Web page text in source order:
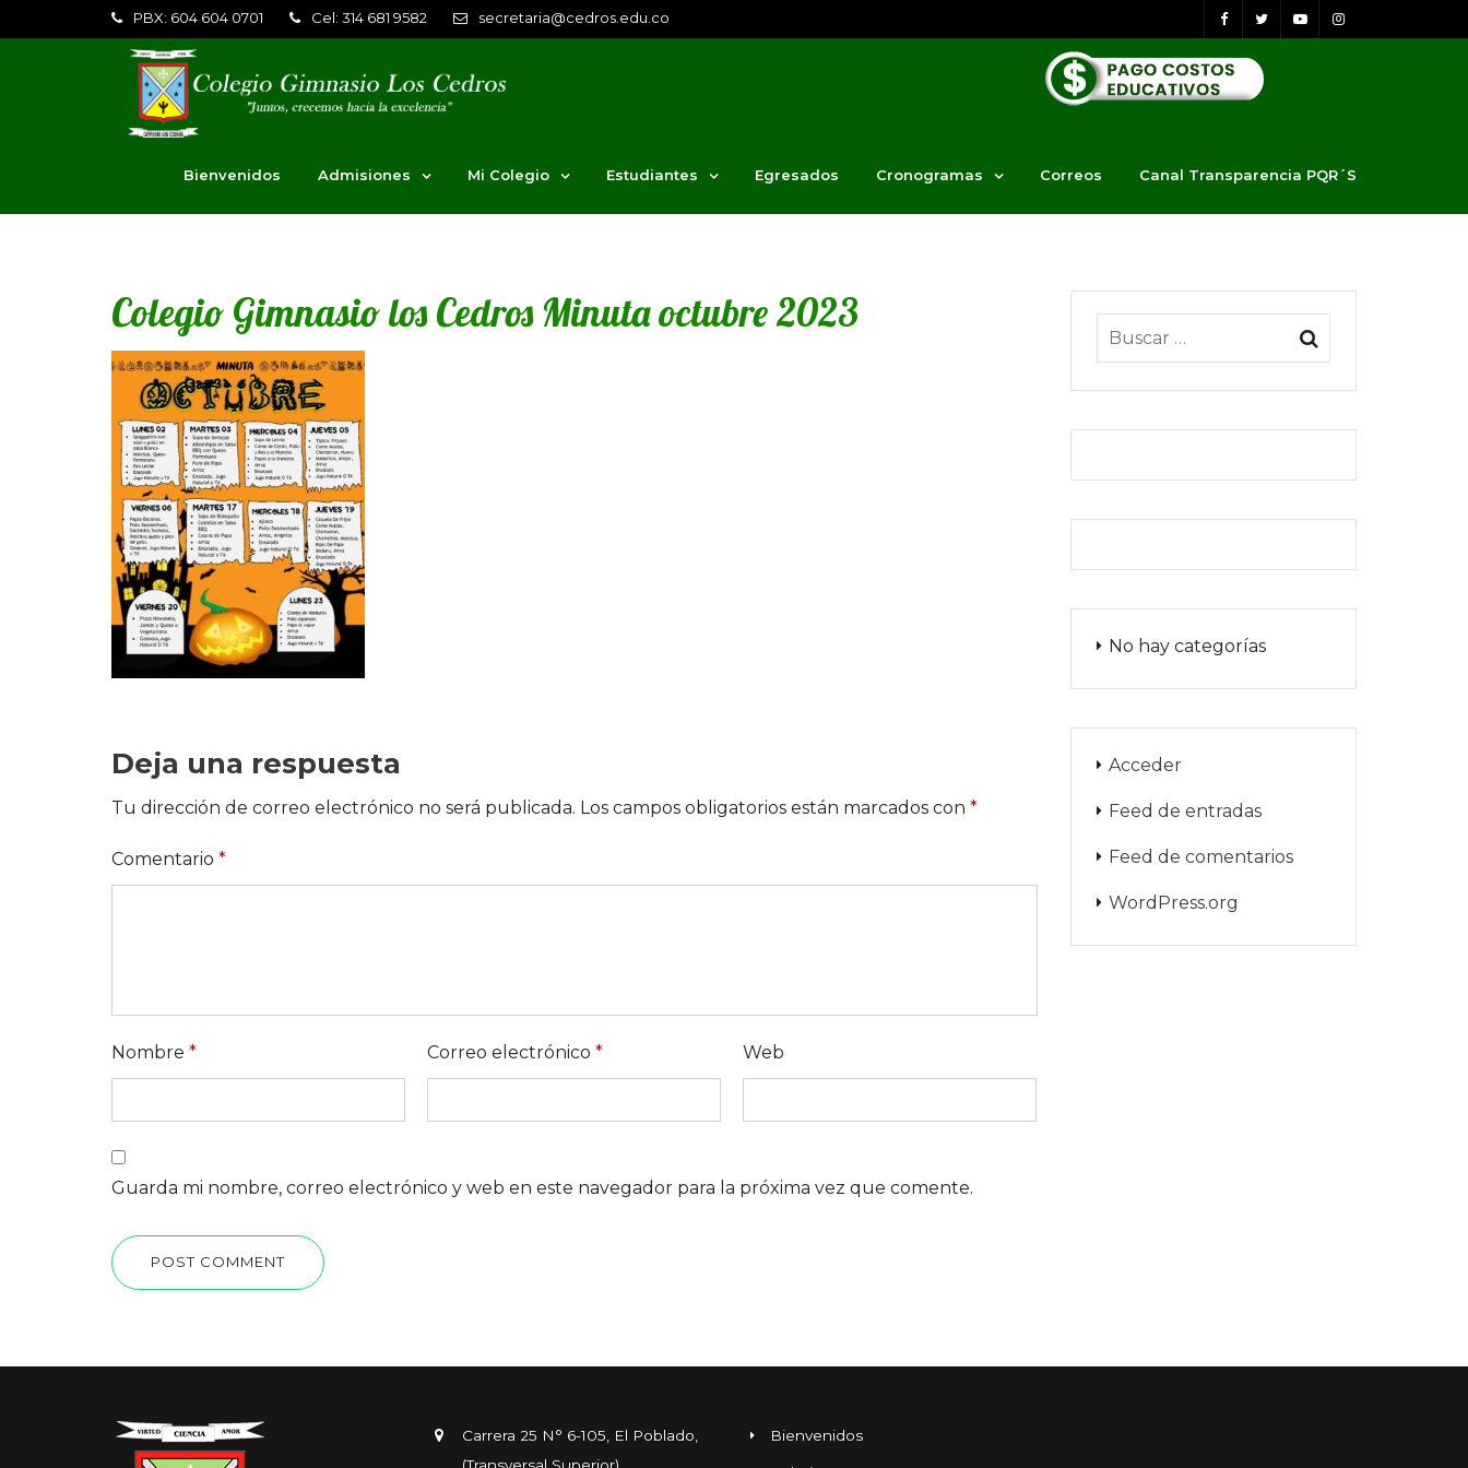
PBX: 604 604 0701 Cel: 314 681 9582 secretaria@cedros.edu.co
Bienvenidos Admisiones Mi Colegio Estudiantes Egresados Cronogramas Correos Canal Transparencia PQR´S
Colegio Gimnasio los Cedros Minuta octubre 2023
Deja una respuesta
Tu dirección de correo electrónico no será publicada. Los campos obligatorios están marcados con *
Comentario *
Nombre * Correo electrónico* Web
Guarda mi nombre, correo electrónico y web en este navegador para la próxima vez que comente.
POST COMMENT
No hay categorías
Acceder
Feed de entradas
Feed de comentarios
WordPress.org
Carrera 25 N° 6-105, El Poblado,
(Transversal Superior),
Bienvenidos